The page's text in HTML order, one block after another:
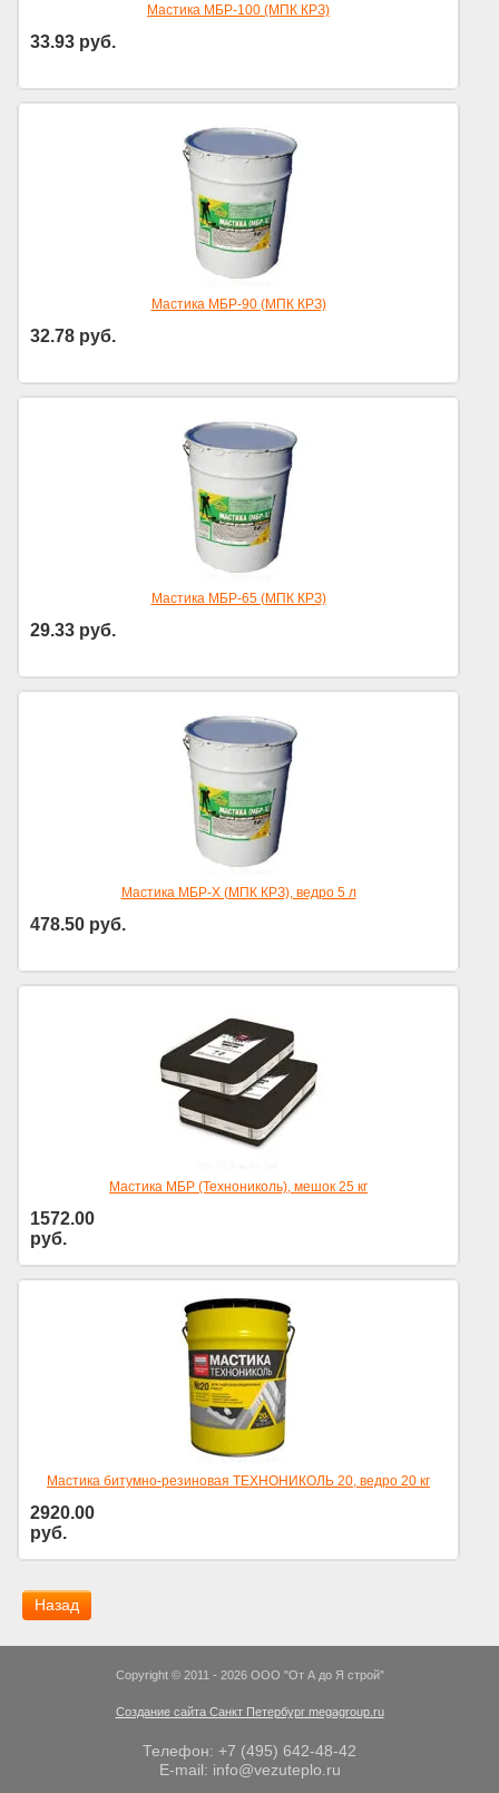
Мастика МБР-100 (МПК КРЗ)
33.93 руб.
Мастика МБР-90 (МПК КРЗ)
32.78 руб.
Мастика МБР-65 (МПК КРЗ)
29.33 руб.
Мастика МБР-Х (МПК КРЗ), ведро 5 л
478.50 руб.
Мастика МБР (Технониколь), мешок 25 кг
1572.00
руб.
Мастика битумно-резиновая ТЕХНОНИКОЛЬ 20, ведро 20 кг
2920.00
руб.
Назад
Copyright © 2011 - 2026 OOO "От А до Я строй"
Создание сайта Санкт Петербург megagroup.ru
Телефон: +7 (495) 642-48-42
E-mail: info@vezuteplo.ru